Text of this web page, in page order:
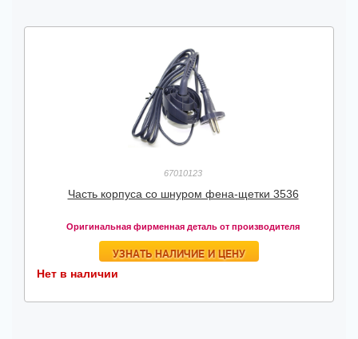
67010123
Часть корпуса со шнуром фена-щетки 3536
Оригинальная фирменная деталь от производителя
УЗНАТЬ НАЛИЧИЕ И ЦЕНУ
Нет в наличии